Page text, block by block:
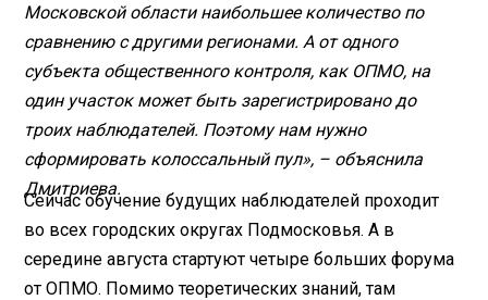
Московской области наибольшее количество по
сравнению с другими регионами. А от одного
субъекта общественного контроля, как ОПМО, на
один участок может быть зарегистрировано до
троих наблюдателей. Поэтому нам нужно
сформировать колоссальный пул», – объяснила
Дмитриева.
Сейчас обучение будущих наблюдателей проходит
во всех городских округах Подмосковья. А в
середине августа стартуют четыре больших форума
от ОПМО. Помимо теоретических знаний, там